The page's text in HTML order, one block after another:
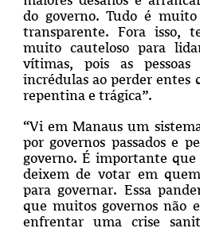
do governo. Tudo é
transparente. Fora isso,
muito cauteloso para
vítimas, pois as
incrédulas ao perder entes
repentina e trágica”.
“Vi em Manaus um
por governos passados e
governo. É importante que
deixem de votar em
para governar. Essa
que muitos governos não
enfrentar uma crise